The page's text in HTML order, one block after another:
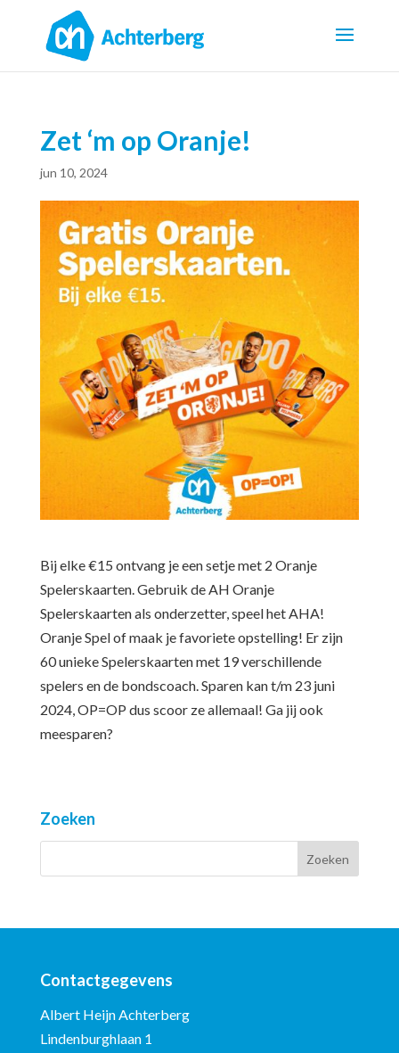
Zet ‘m op Oranje!
jun 10, 2024
Bij elke €15 ontvang je een setje met 2 Oranje
Spelerskaarten. Gebruik de AH Oranje
Spelerskaarten als onderzetter, speel het AHA!
Oranje Spel of maak je favoriete opstelling! Er zijn
60 unieke Spelerskaarten met 19 verschillende
spelers en de bondscoach. Sparen kan t/m 23 juni
2024, OP=OP dus scoor ze allemaal! Ga jij ook
meesparen?
Zoeken
Contactgegevens
Albert Heijn Achterberg
Lindenburghlaan 1